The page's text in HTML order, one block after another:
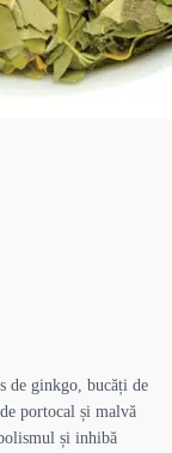
de ginkgo, bucăți de
portocal și malvă
și inhibă